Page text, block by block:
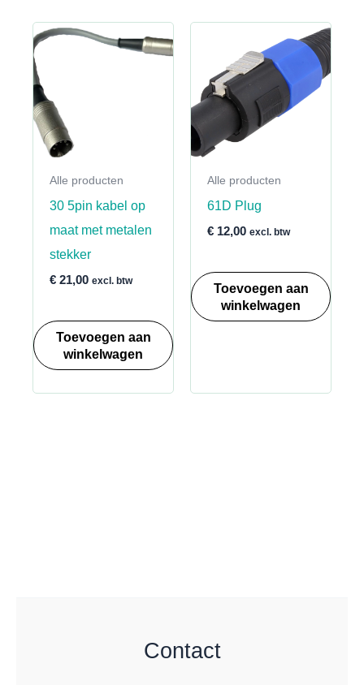
variaties.
Deze
gekozen
worden
productpagina
Alle producten
30 5pin kabel op
maat met metalen
stekker
€21,00 excl. btw
Toevoegen aan
winkelwagen
Alle producten
61D Plug
€12,00 excl. btw
Toevoegen aan
winkelwagen
Contact